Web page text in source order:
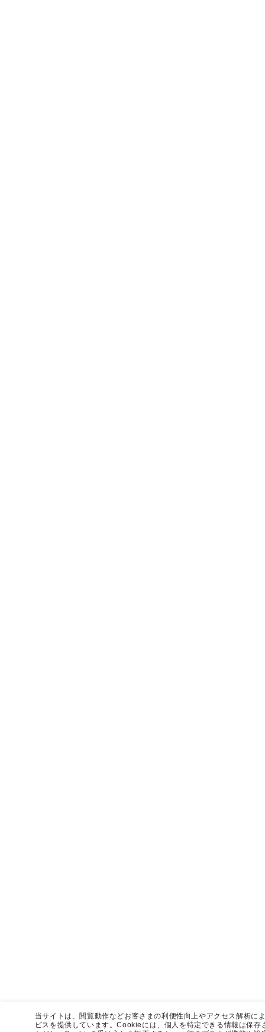
当サイトは、閲覧動作などお客さまの利便性向上やアクセス解析
ビスを提供しています。Cookieには、個人を特定できる情報は保